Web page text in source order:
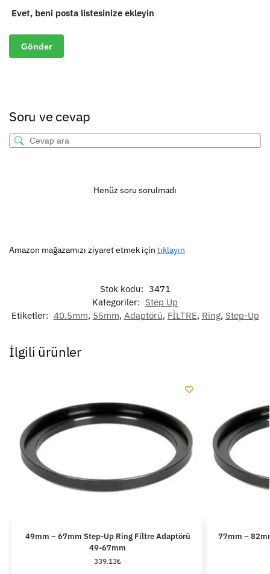
Evet, beni posta listesinize ekleyin
Soru ve cevap
Henüz soru sorulmadı
Amazon mağazamızı ziyaret etmek için tıklayın
Stok kodu: 3471
Kategoriler: Step Up
Etiketler: 40.5mm, 55mm, Adaptörü, FİLTRE, Ring, Step-Up
İlgili ürünler
49mm – 67mm Step-Up Ring Filtre Adaptörü
49-67mm
339.13₺
77mm –